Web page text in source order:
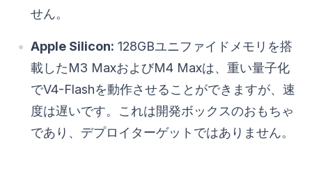
せん。
Apple Silicon: 128GBユニファイドメモリを搭
載したM3 MaxおよびM4 Maxは、重い量子化
でV4-Flashを動作させることができますが、速
度は遅いです。これは開発ボックスのおもちゃ
であり、デプロイターゲットではありません。